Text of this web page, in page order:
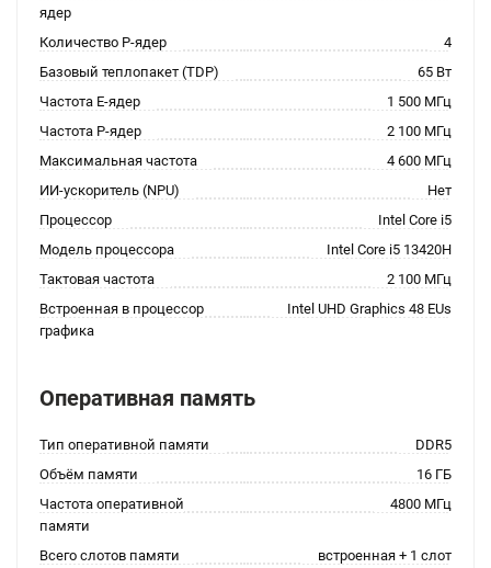
ядер
Количество P-ядер
4
Базовый теплопакет (TDP)
65 Вт
Частота E-ядер
1 500 МГц
Частота P-ядер
2 100 МГц
Максимальная частота
4 600 МГц
ИИ-ускоритель (NPU)
Нет
Процессор
Intel Core i5
Модель процессора
Intel Core i5 13420H
Тактовая частота
2 100 МГц
Встроенная в процессор
графика
Intel UHD Graphics 48 EUs
Оперативная память
Тип оперативной памяти
DDR5
Объём памяти
16 ГБ
Частота оперативной
памяти
4800 МГц
Всего слотов памяти
встроенная + 1 слот